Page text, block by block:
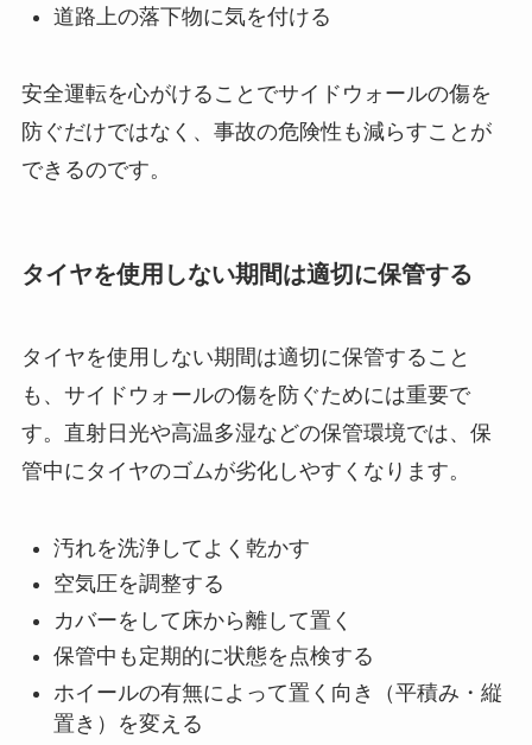
道路上の落下物に気を付ける
安全運転を心がけることでサイドウォールの傷を
防ぐだけではなく、事故の危険性も減らすことが
できるのです。
タイヤを使用しない期間は適切に保管する
タイヤを使用しない期間は適切に保管すること
も、サイドウォールの傷を防ぐためには重要で
す。直射日光や高温多湿などの保管環境では、保
管中にタイヤのゴムが劣化しやすくなります。
汚れを洗浄してよく乾かす
空気圧を調整する
カバーをして床から離して置く
保管中も定期的に状態を点検する
ホイールの有無によって置く向き（平積み・縦
置き）を変える